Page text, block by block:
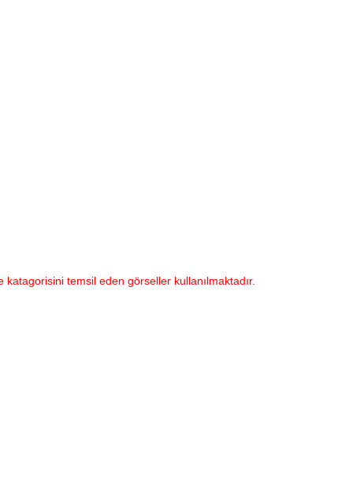
temsil eden görseller kullanılmaktadır.